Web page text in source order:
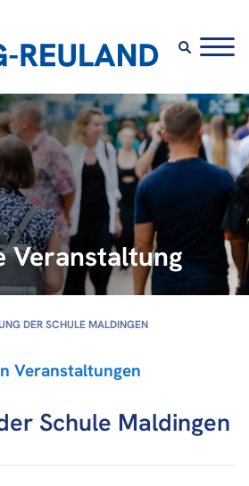
Veranstaltung
DER SCHULE MALDINGEN
Veranstaltungen
Schule Maldingen